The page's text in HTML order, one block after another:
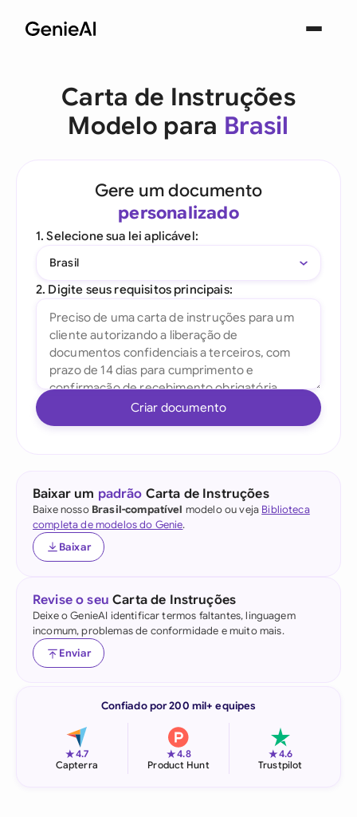
Carta de Instruções
Modelo para Brasil
Gere um documento
personalizado
1. Selecione sua lei aplicável:
Brasil
2. Digite seus requisitos principais:
Criar documento
Baixar um padrão Carta de Instruções
Baixe nosso Brasil-compatível modelo ou veja Biblioteca
completa de modelos do Genie.
Baixar
Revise o seu Carta de Instruções
Deixe o GenieAI identificar termos faltantes, linguagem
incomum, problemas de conformidade e muito mais.
Enviar
Confiado por 200 mil+ equipes
★4.7
Capterra
★4.8
Product Hunt
★4.6
Trustpilot